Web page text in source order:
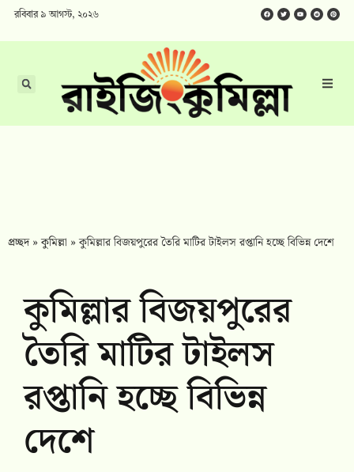
রবিবার ৯ আগস্ট, ২০২৬
প্রচ্ছদ»কুমিল্লা »কুমিল্লার বিজয়পুরের তৈরি মাটির টাইলস রপ্তানি হচ্ছে বিভিন্ন দেশে
কুমিল্লার বিজয়পুরের
তৈরি মাটির টাইলস
রপ্তানি হচ্ছে বিভিন্ন
দেশে